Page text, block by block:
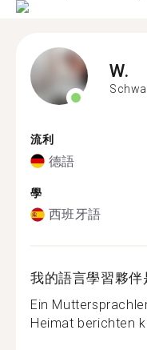
W.
流利
德語
學
西班牙語
我的語言學習夥伴
Ein
Heimat berichten